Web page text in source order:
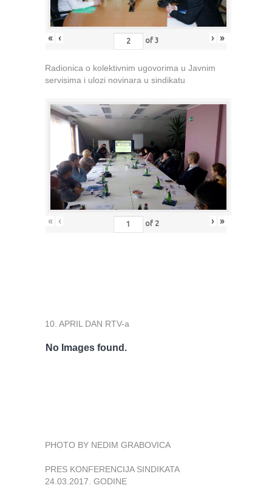
« ‹ of 3 › »
Radionica o kolektivnim ugovorima u Javnim
servisima i ulozi novinara u sindikatu
« ‹ of 2 › »
10. APRIL DAN RTV-a
No Images found.
PHOTO BY NEDIM GRABOVICA
PRES KONFERENCIJA SINDIKATA
24.03.2017. GODINE